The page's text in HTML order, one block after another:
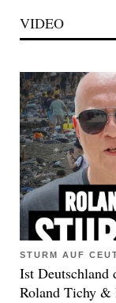
VIDEO
STURM AUF
Ist Deutschland
Roland Tichy &